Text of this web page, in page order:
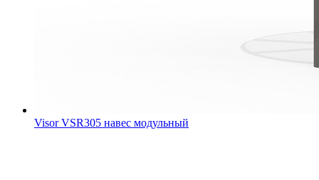
Visor VSR305 навес модульный